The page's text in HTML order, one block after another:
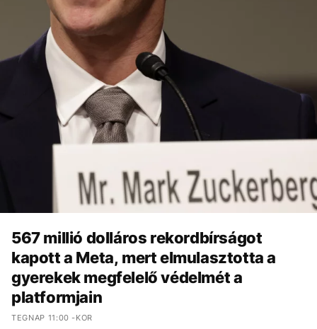
567 millió dolláros rekordbírságot
kapott a Meta, mert elmulasztotta a
gyerekek megfelelő védelmét a
platformjain
TEGNAP 11:00 -KOR